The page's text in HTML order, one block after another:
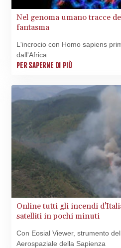
Nel genoma umano tracce
fantasma
L'incrocio con Homo sapiens
dall'Africa
PER SAPERNE DI PIÙ
Online tutti gli incendi
satelliti in pochi minuti
Con Eosial Viewer, strumento
Aerospaziale della Sapienza